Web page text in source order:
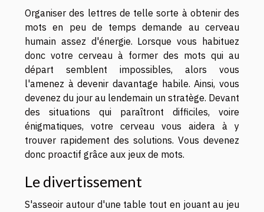
Organiser des lettres de telle sorte à obtenir des
mots en peu de temps demande au cerveau
humain assez d'énergie. Lorsque vous habituez
donc votre cerveau à former des mots qui au
départ semblent impossibles, alors vous
l'amenez à devenir davantage habile. Ainsi, vous
devenez du jour au lendemain un stratège. Devant
des situations qui paraîtront difficiles, voire
énigmatiques, votre cerveau vous aidera à y
trouver rapidement des solutions. Vous devenez
donc proactif grâce aux jeux de mots.
Le divertissement
S'asseoir autour d'une table tout en jouant au jeu